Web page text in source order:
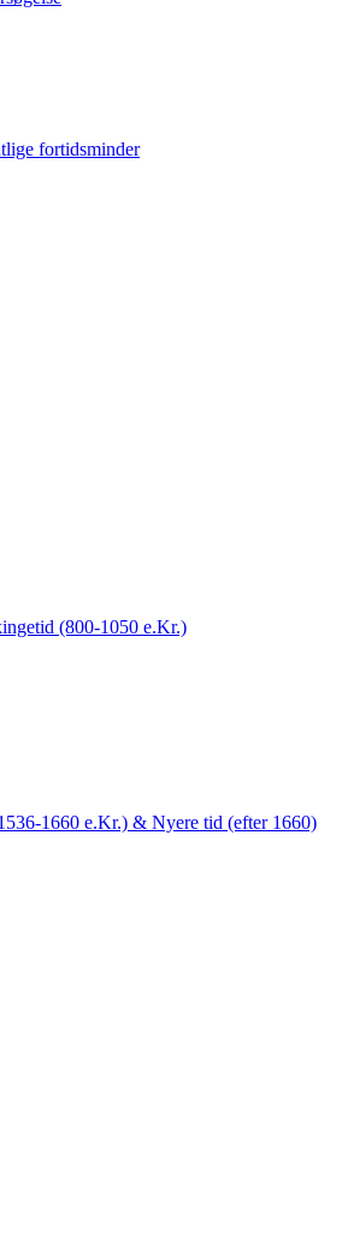
fortidsminder
(800-1050 e.Kr.)
1660 e.Kr.) & Nyere tid (efter 1660)